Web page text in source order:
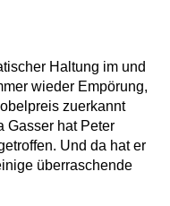
Haltung im und
wieder Empörung,
zuerkannt
Gasser hat Peter
Und da hat er
überraschende